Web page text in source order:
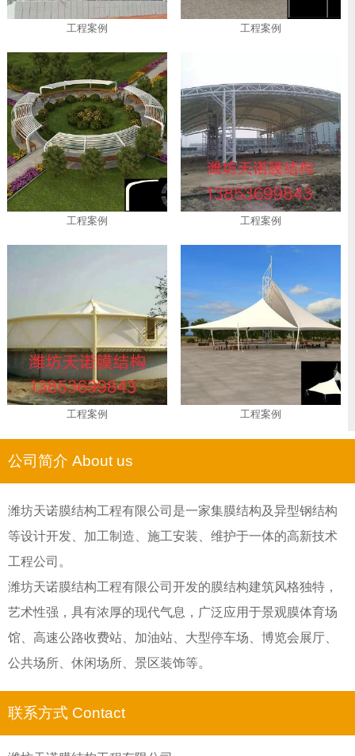
工程案例 工程案例
工程案例 工程案例
工程案例 工程案例
公司简介 About us
潍坊天诺膜结构工程有限公司是一家集膜结构及异型钢结构
等设计开发、加工制造、施工安装、维护于一体的高新技术
工程公司。
潍坊天诺膜结构工程有限公司开发的膜结构建筑风格独特，
艺术性强，具有浓厚的现代气息，广泛应用于景观膜体育场
馆、高速公路收费站、加油站、大型停车场、博览会展厅、
公共场所、休闲场所、景区装饰等。
联系方式 Contact